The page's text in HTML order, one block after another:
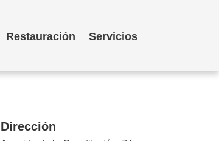
Restauración Servicios
Dirección